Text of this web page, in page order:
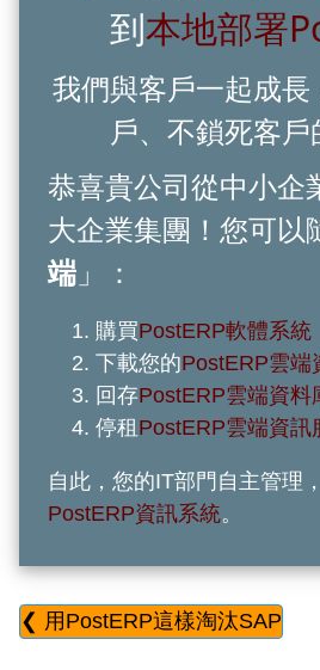
到本地部署
我們與客戶一起成
戶、不鎖死客戶
恭喜貴公司從中小企
大企業集團！您可以
端 」：
購買PostERP軟體系統
下載您的PostERP雲端
回存PostERP雲端資料
停租 PostERP雲端資訊
自此，您的IT部門自主管理
PostERP資訊系統。
❮ 用PostERP這樣淘汰SAP